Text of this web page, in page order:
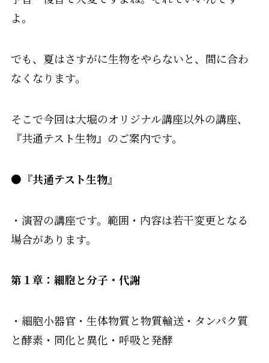
よ。
でも、夏はさすがに生物をやらないと、間に合わ
なくなります。
そこで今回は大堀のオリジナル講座以外の講座、
『共通テスト生物』のご案内です。
●『共通テスト生物』
・演習の講座です。範囲・内容は若干変更となる
場合があります。
第１章：細胞と分子・代謝
・細胞小器官・生体物質と物質輸送・タンパク質
と酵素・同化と異化・呼吸と発酵